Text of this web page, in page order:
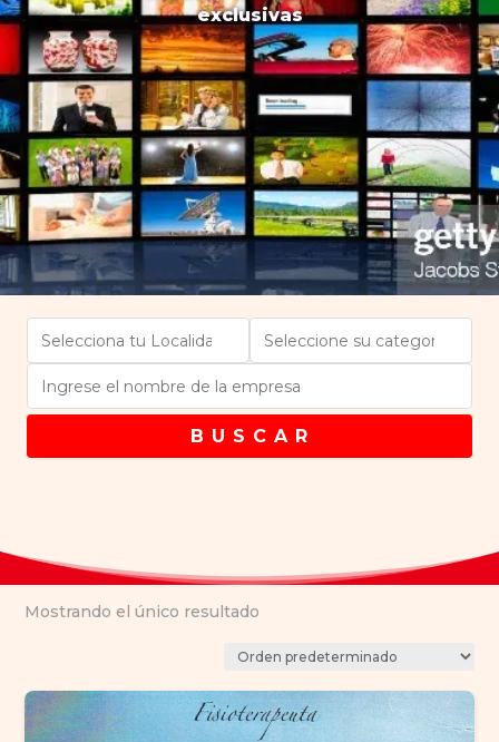
exclusivas
B U S C A R
Mostrando el único resultado